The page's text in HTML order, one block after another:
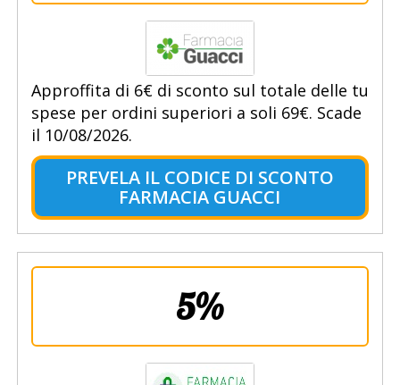
Approffita di 6€ di sconto sul totale delle tu
spese per ordini superiori a soli 69€. Scade
il 10/08/2026.
PREVELA IL CODICE DI SCONTO
FARMACIA GUACCI
5%